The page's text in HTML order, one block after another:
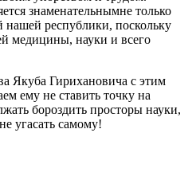
знаменательнымне только
нашей республики, поскольку
медицины, науки и всего
Гирихановича с этим
ему не ставить точку на
бороздить просторы науки,
угасать самому!